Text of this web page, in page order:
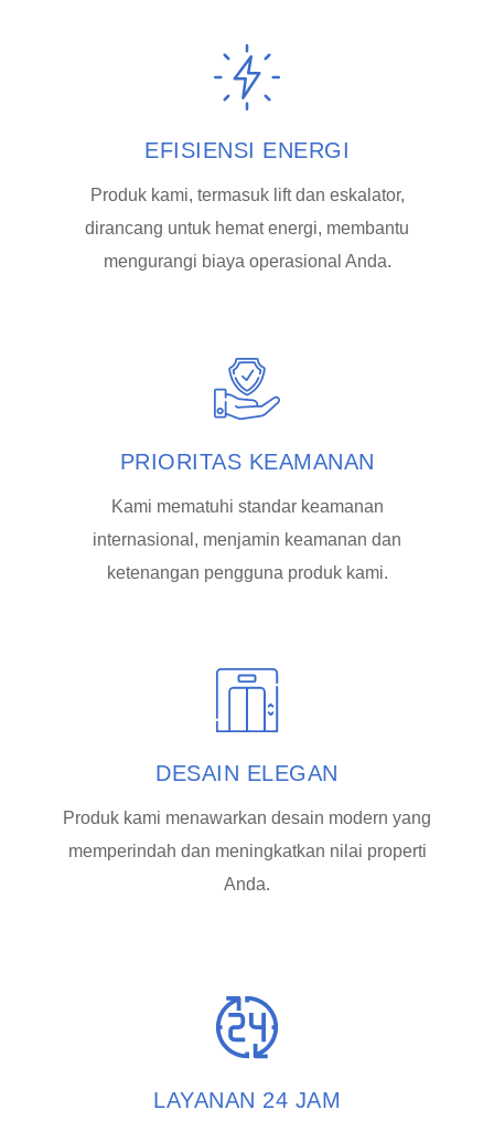
EFISIENSI ENERGI
Produk kami, termasuk lift dan eskalator,
dirancang untuk hemat energi, membantu
mengurangi biaya operasional Anda.
PRIORITAS KEAMANAN
Kami mematuhi standar keamanan
internasional, menjamin keamanan dan
ketenangan pengguna produk kami.
DESAIN ELEGAN
Produk kami menawarkan desain modern yang
memperindah dan meningkatkan nilai properti
Anda.
LAYANAN 24 JAM